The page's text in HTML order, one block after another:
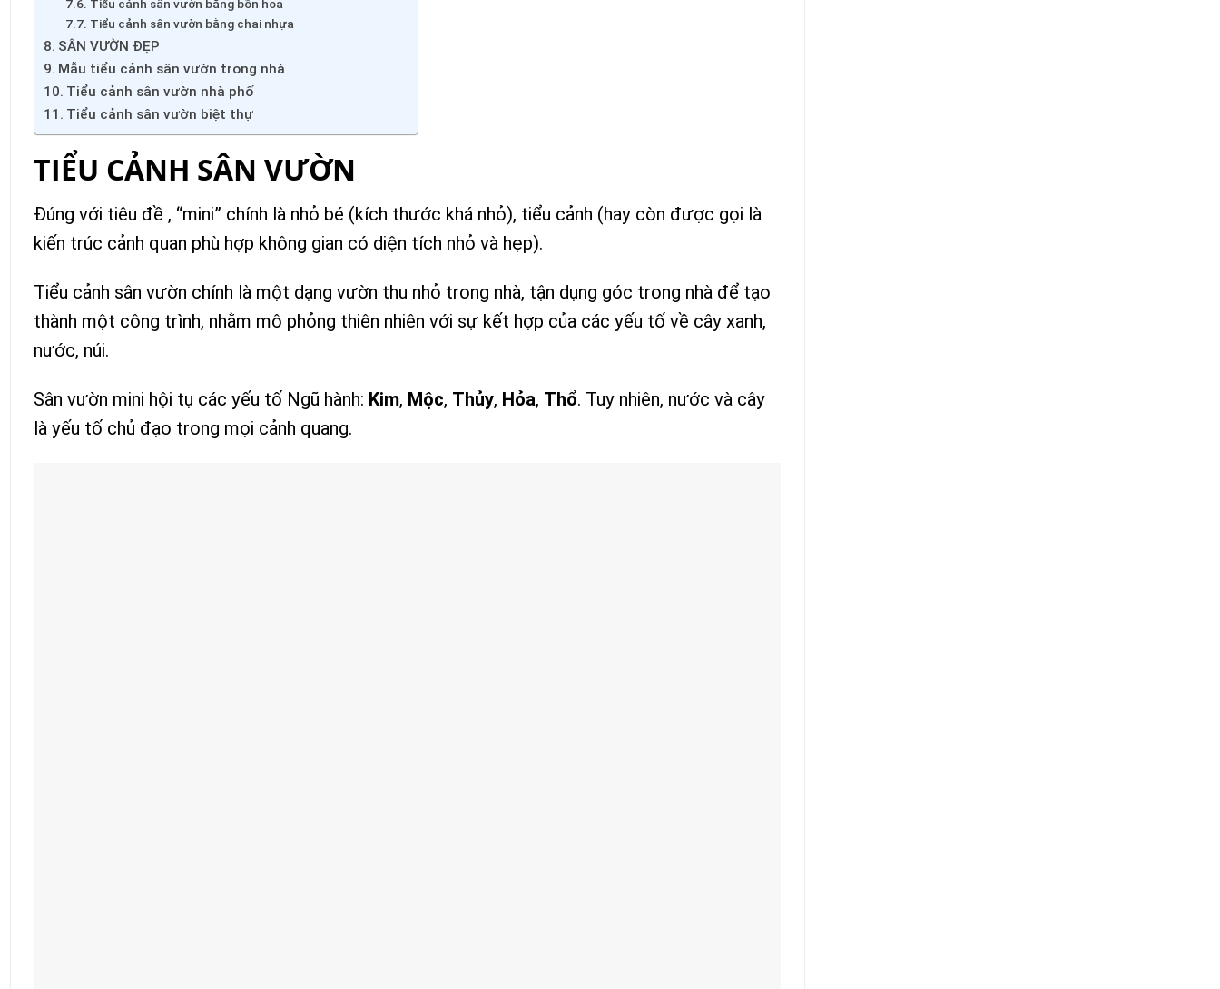
Tiểu cảnh sân vườn bằng bồn hoa
Tiểu cảnh sân vườn bằng chai nhựa
SÂN VƯỜN ĐẸP
Mẫu tiểu cảnh sân vườn trong nhà
Tiểu cảnh sân vườn nhà phố
Tiểu cảnh sân vườn biệt thự
TIỂU CẢNH SÂN VƯỜN
Đúng với tiêu đề , “mini” chính là nhỏ bé (kích thước khá nhỏ), tiểu cảnh (hay còn được gọi là
kiến trúc cảnh quan phù hợp không gian có diện tích nhỏ và hẹp).
Tiểu cảnh sân vườn chính là một dạng vườn thu nhỏ trong nhà, tận dụng góc trong nhà để tạo
thành một công trình, nhằm mô phỏng thiên nhiên với sự kết hợp của các yếu tố về cây xanh,
nước, núi.
Sân vườn mini hội tụ các yếu tố Ngũ hành: Kim, Mộc, Thủy, Hỏa, Thổ. Tuy nhiên, nước và cây
là yếu tố chủ đạo trong mọi cảnh quang.